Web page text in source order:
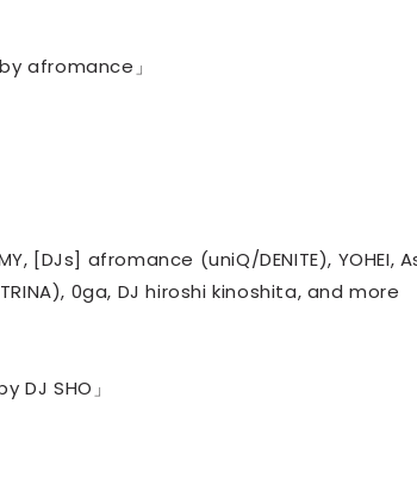
by afromance」
[DJs] afromance (uniQ/DENITE), YOHEI,
0ga, DJ hiroshi kinoshita, and more
DJ SHO」